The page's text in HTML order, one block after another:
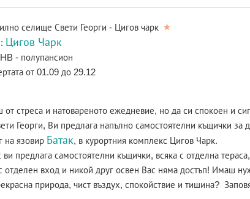
селище Свети Георги - Цигов чарк
Цигов Чарк
HB - полупансион
от 01.09 до 29.12
от стреса и натовареното ежедневие, но да си спокоен и
Георги, Ви предлага напълно самостоятелни къщички за
на язовир Батак, в курортния комплекс Цигов Чарк.
предлага самостоятелни къщички, всяка с отделна
отделен вход и никой друг освен Вас няма достъп! Имаш
природа, чист въздух, спокойствие и тишина?